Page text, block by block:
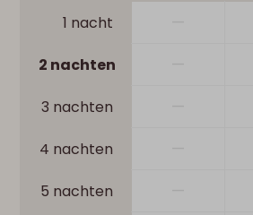
1 nacht
2 nachten
3 nachten
4 nachten
5 nachten